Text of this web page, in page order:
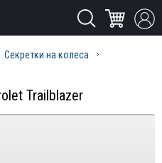
Секретки на колеса
Trailblazer